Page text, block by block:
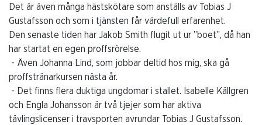
Det är även många hästskötare som anställs av Tobias J
Gustafsson och som i tjänsten får värdefull erfarenhet.
Den senaste tiden har Jakob Smith flugit ut ur ”boet”, då han
har startat en egen proffsrörelse.
- Även Johanna Lind, som jobbar deltid hos mig, ska gå
proffstränarkursen nästa år.
- Det finns flera duktiga ungdomar i stallet. Isabelle Källgren
och Engla Johansson är två tjejer som har aktiva
tävlingslicenser i travsporten avrundar Tobias J Gustafsson.